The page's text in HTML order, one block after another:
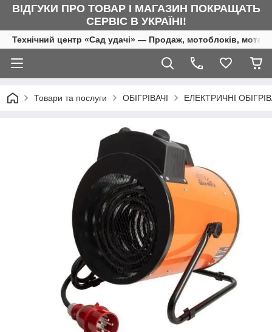
ВІДГУКИ ПРО ТОВАР І МАГАЗИН ПОКРАЩАТЬ
СЕРВІС В УКРАЇНІ!
Технічний центр «Сад удачі» — Продаж, мотоблоків,
Товари та послуги ОБІГРІВАЧІ ЕЛЕКТРИЧНІ